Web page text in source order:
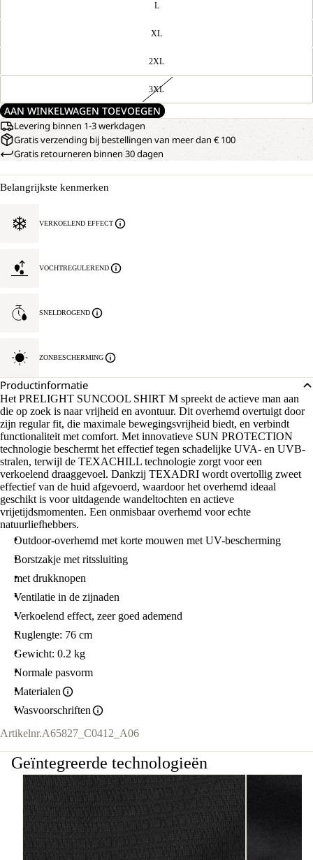
L
XL
2XL
3XL
AAN WINKELWAGEN TOEVOEGEN
Levering binnen 1-3 werkdagen
Gratis verzending bij bestellingen van meer dan € 100
Gratis retourneren binnen 30 dagen
Belangrijkste kenmerken
VERKOELEND EFFECT
VOCHTREGULEREND
SNELDROGEND
ZONBESCHERMING
Productinformatie
Het PRELIGHT SUNCOOL SHIRT M spreekt de actieve man aan
die op zoek is naar vrijheid en avontuur. Dit overhemd overtuigt door
zijn regular fit, die maximale bewegingsvrijheid biedt, en verbindt
functionaliteit met comfort. Met innovatieve SUN PROTECTION
technologie beschermt het effectief tegen schadelijke UVA- en UVB-
stralen, terwijl de TEXACHILL technologie zorgt voor een
verkoelend draaggevoel. Dankzij TEXADRI wordt overtollig zweet
effectief van de huid afgevoerd, waardoor het overhemd ideaal
geschikt is voor uitdagende wandeltochten en actieve
vrijetijdsmomenten. Een onmisbaar overhemd voor echte
natuurliefhebbers.
Outdoor-overhemd met korte mouwen met UV-bescherming
Borstzakje met ritssluiting
met drukknopen
Ventilatie in de zijnaden
Verkoelend effect, zeer goed ademend
Ruglengte: 76 cm
Gewicht: 0.2 kg
Normale pasvorm
Materialen
Wasvoorschriften
Artikelnr.A65827_C0412_A06
Geïntegreerde technologieën